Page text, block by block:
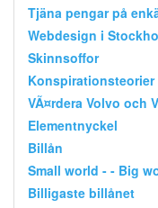
Tjäna pengar på
Webdesign i
Skinnsoffor
Konspirationsteorier
VÃ¤rdera Volvo och
Elementnyckel
Billån
Small world - - Big
Billigaste billånet